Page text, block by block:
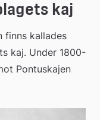
kaj
finns kallades
kaj. Under 1800-
Pontuskajen